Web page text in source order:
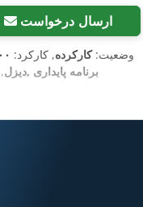
ارسال درخواست
وضعیت:کارکرده, کارکرد:
دیزل